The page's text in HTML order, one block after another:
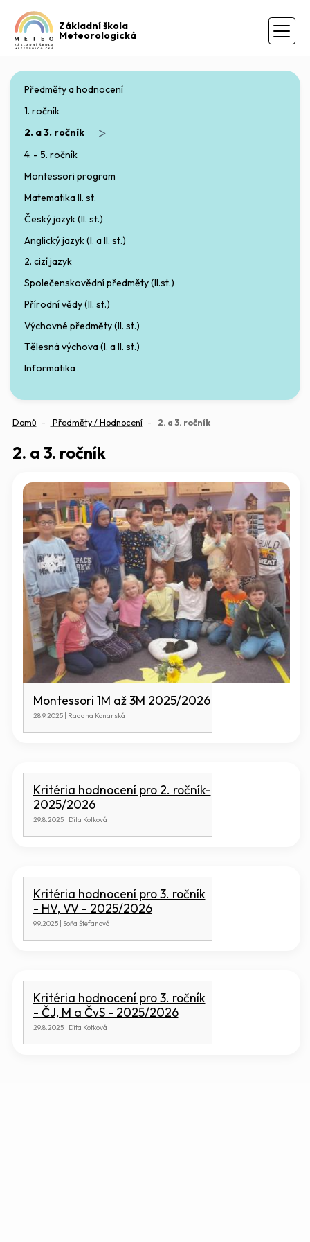
Základní škola
Meteorologická
Předměty a hodnocení
1. ročník
2. a 3. ročník
>
4. - 5. ročník
Montessori program
Matematika II. st.
Český jazyk (II. st.)
Anglický jazyk (I. a II. st.)
2. cizí jazyk
Společenskovědní předměty (II.st.)
Přírodní vědy (II. st.)
Výchovné předměty (II. st.)
Tělesná výchova (I. a II. st.)
Informatika
Domů Předměty / Hodnocení 2. a 3. ročník(aktuální)
2. a 3. ročník
Montessori 1M až 3M 2025/2026
28.9.2025 | Radana Konarská
Kritéria hodnocení pro 2. ročník-
2025/2026
29.8.2025 | Dita Kotková
Kritéria hodnocení pro 3. ročník
- HV, VV - 2025/2026
9.9.2025 | Soňa Štefanová
Kritéria hodnocení pro 3. ročník
- ČJ, M a ČvS - 2025/2026
29.8.2025 | Dita Kotková